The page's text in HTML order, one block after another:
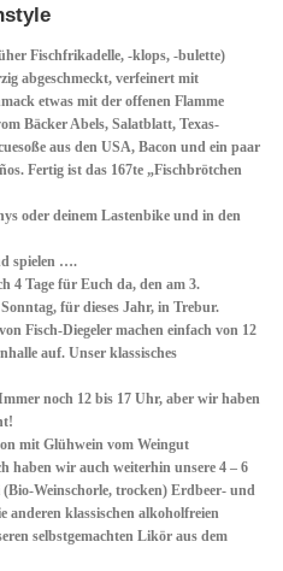
Fischfrikadelle, -klops, -bulette)
abgeschmeckt, verfeinert mit
etwas mit der offenen Flamme
Bäcker Abels, Salatblatt, Texas-
aus den USA, Bacon und ein paar
Fertig ist das 167te „Fischbrötchen
oder deinem Lastenbike und in den
spielen ….
4 Tage für Euch da, den am 3.
für dieses Jahr, in Trebur.
Fisch-Diegeler machen einfach von 12
auf. Unser klassisches
noch 12 bis 17 Uhr, aber wir haben
mit Glühwein vom Weingut
haben wir auch weiterhin unsere 4 – 6
Weinschorle, trocken) Erdbeer- und
anderen klassischen alkoholfreien
selbstgemachten Likör aus dem